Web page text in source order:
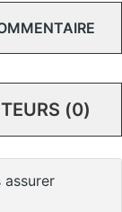
(0)
assurer